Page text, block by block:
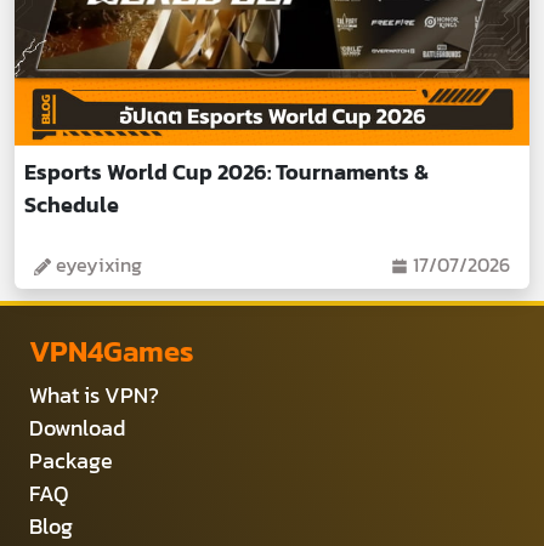
Esports World Cup 2026: Tournaments &
Schedule
eyeyixing 17/07/2026
VPN4Games
What is VPN?
Download
Package
FAQ
Blog